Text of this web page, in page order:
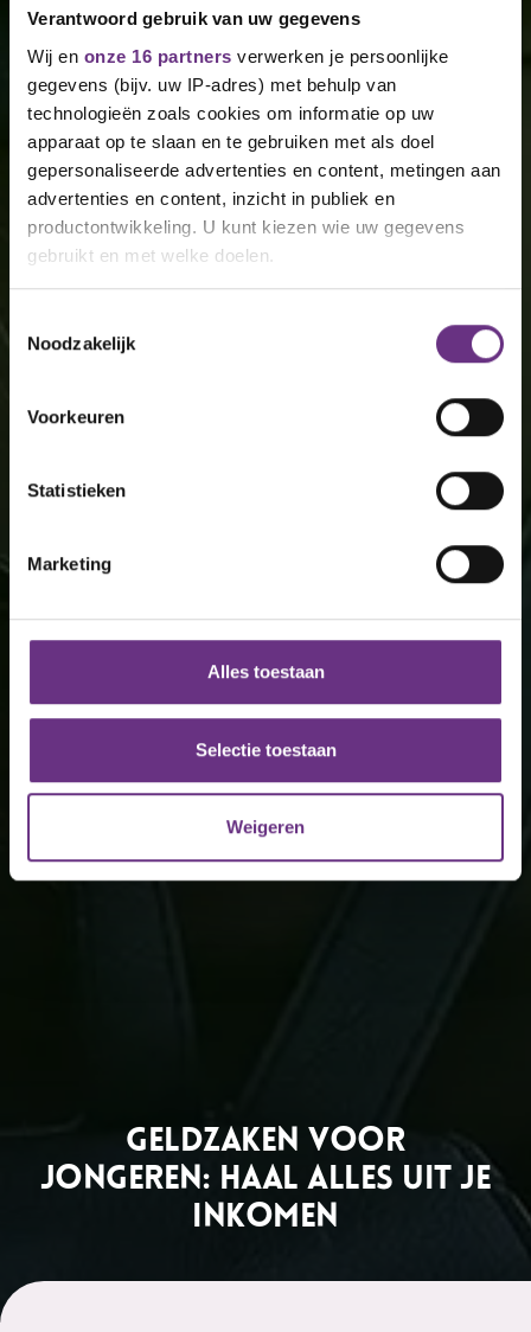
Verantwoord gebruik van uw gegevens
Wij en onze 16 partners verwerken je persoonlijke
gegevens (bijv. uw IP-adres) met behulp van
technologieën zoals cookies om informatie op uw
apparaat op te slaan en te gebruiken met als doel
gepersonaliseerde advertenties en content, metingen aan
advertenties en content, inzicht in publiek en
productontwikkeling. U kunt kiezen wie uw gegevens
gebruikt en met welke doelen.
Informatie verzamelen over uw geografische
Uw apparaat identificeren door het actief te
scannen op specifieke eigenschappen (fingerprinting)
verwerkt en stel uw voorkeuren in het
detailgedeelte in.
en om ons websiteverkeer te analyseren. Ook delen we
partners voor social media, adverteren en analyse. Deze
partners kunnen deze gegevens combineren met andere
verzameld op basis van uw gebruik van hun services.
U kunt uw toestemming op elk moment wijzigen of
Noodzakelijk
Voorkeuren
Statistieken
Marketing
Alles toestaan
Selectie toestaan
Weigeren
Geldzaken voor
jongeren: haal alles uit je
inkomen